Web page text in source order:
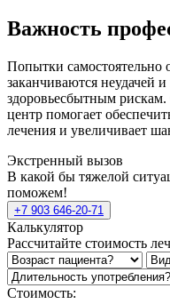
Важность
Попытки самостоятельно
заканчиваются неудачей
здоровьесбытным
центр помогает
лечения и увеличивает
Экстренный вызов
В какой бы тяжелой
поможем!
+7 903 646-20-71
Калькулятор
Рассчитайте стоимость
Стоимость: